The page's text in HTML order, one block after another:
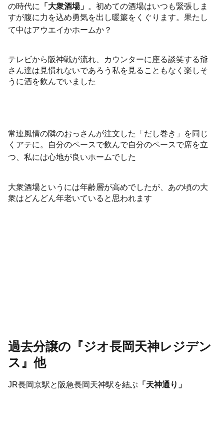
の時代に
「大衆酒場」 。初めての酒場はいつも緊張しま
すが腹に力を込め勇気を出し暖簾をくぐります。果たし
て中はアウエイかホームか？
テレビから阪神戦が流れ、カウンターに座る談笑する爺
さん達は見慣れないであろう私を見ることもなく楽しそ
うに酒を飲んでいました
常連風情の隣のおっさんが注文した「だし巻き」を同じ
くアテに。自分のペースで飲んで自分のペースで席を立
つ、私には心地が良いホームでした
大衆酒場というには年齢層が高めでしたが、あの頃の大
衆はどんどん年老いていると思われます
過去分譲の『ジオ長岡天神レジデン
ス』他
JR長岡京駅と阪急長岡天神駅を結ぶ 「天神通り」